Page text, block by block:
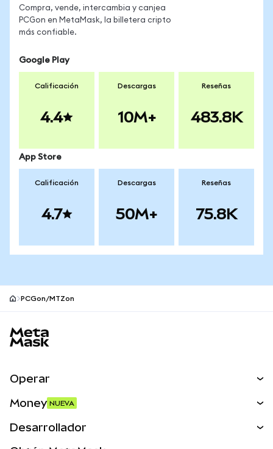
Compra, vende, intercambia y canjea
PCGon en MetaMask, la billetera cripto
más confiable.
Google Play
Calificación
4.4
Descargas
10M+
Reseñas
483.8K
App Store
Calificación
4.7
Descargas
50M+
Reseñas
75.8K
PCGon/MTZon
Operar
Money NUEVA
Desarrollador